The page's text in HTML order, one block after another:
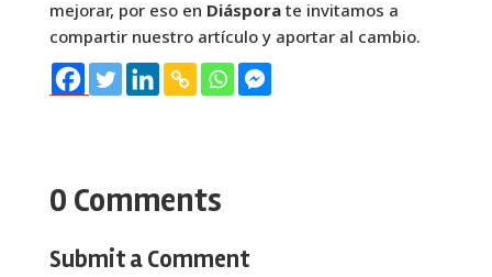
mejorar, por eso en Diásporate invitamos a
compartir nuestro artículo y aportar al cambio.
0 Comments
Submit a Comment